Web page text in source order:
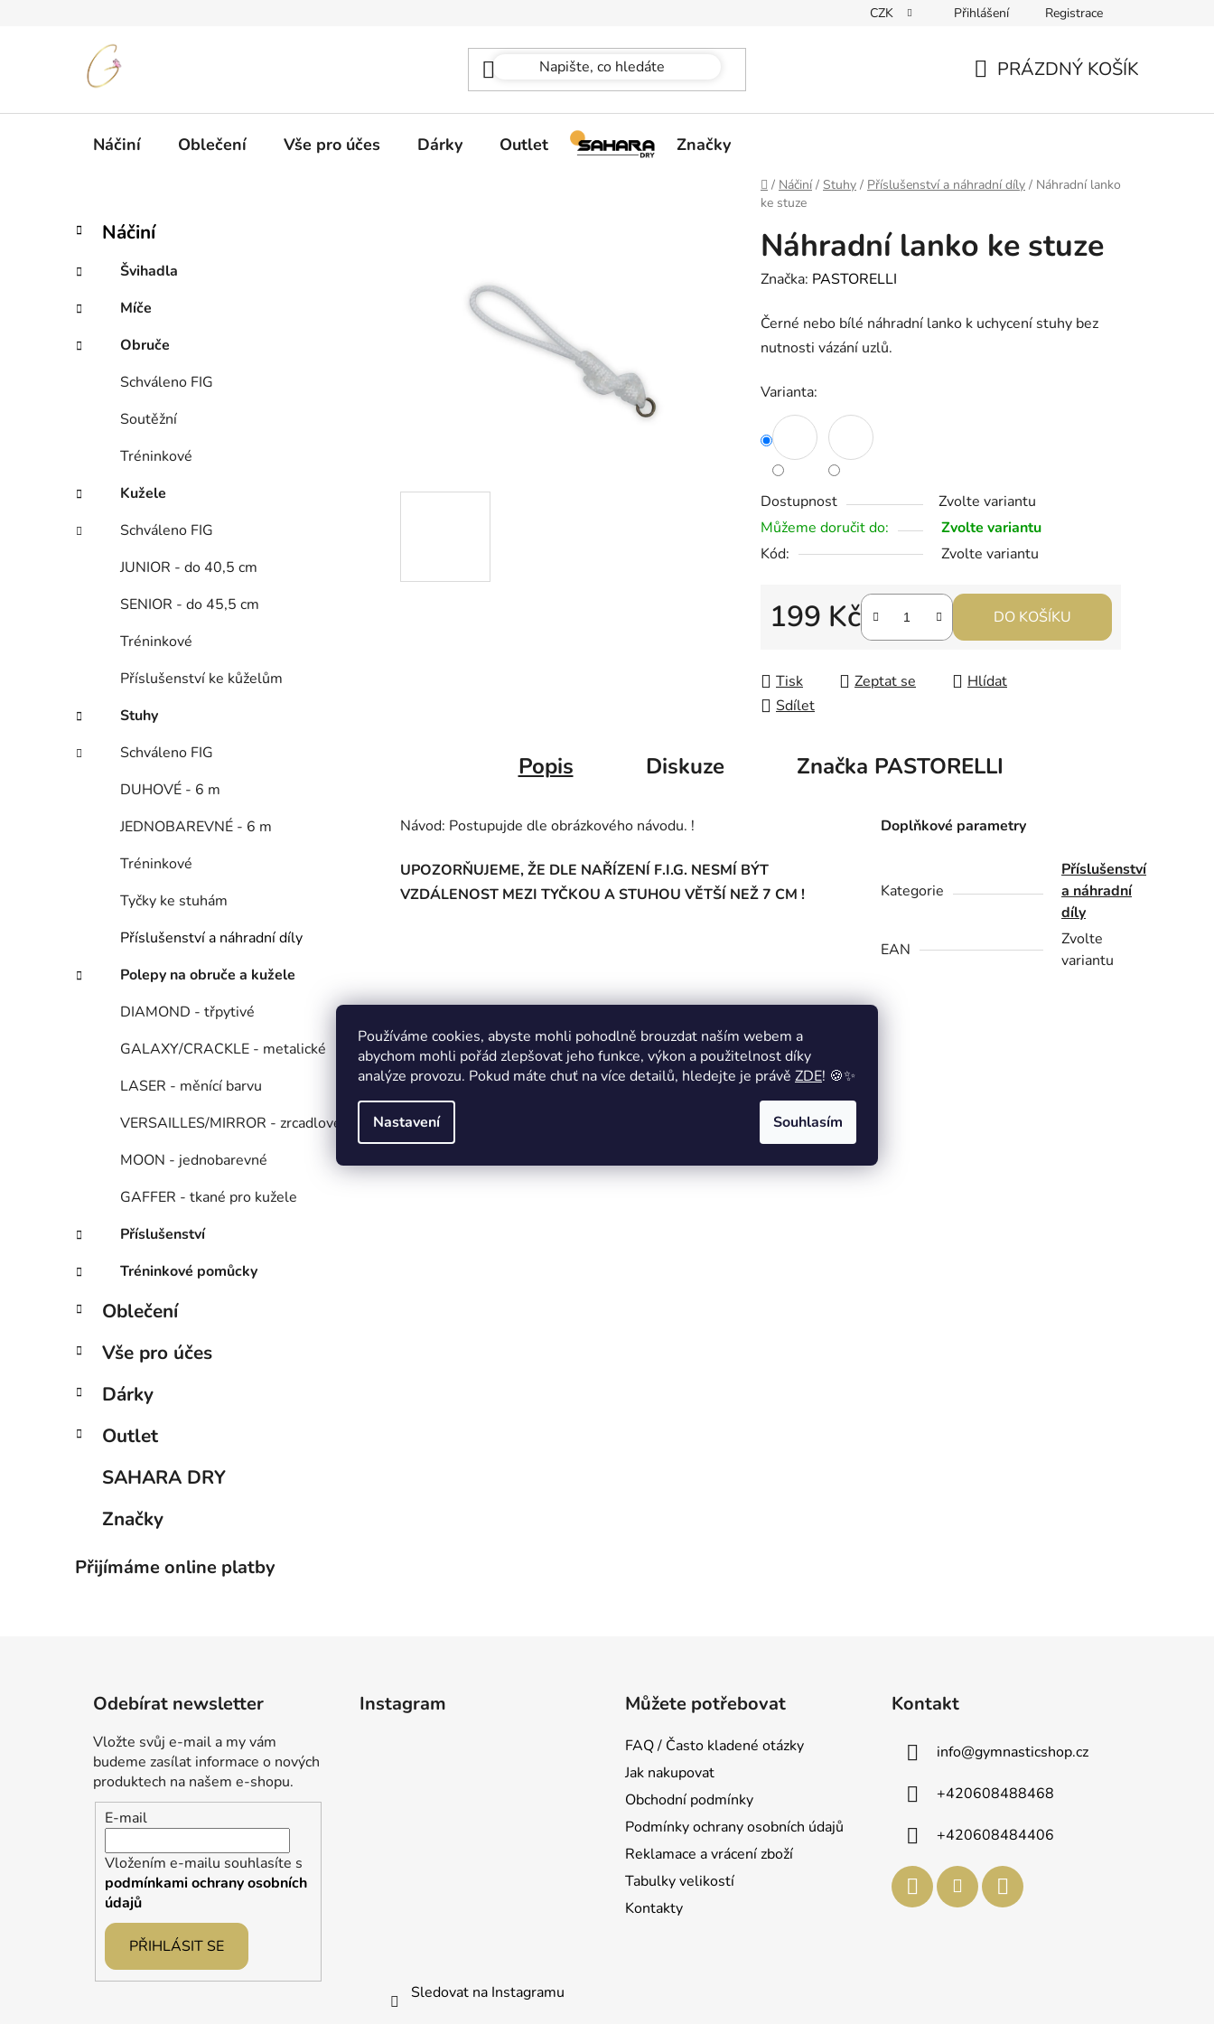
Používáme cookies, abyste mohli pohodlně brouzdat naším webem a
abychom mohli pořád zlepšovat jeho funkce, výkon a použitelnost díky
analýze provozu. Pokud máte chuť na více detailů, hledejte je právě ZDE! 🍪✨
Nastavení Souhlasím
CZK Přihlášení Registrace
PRÁZDNÝ KOŠÍK
Náčiní Oblečení Vše pro účes Dárky Outlet Značky
Domů
/ Náčiní / Stuhy / Příslušenství a náhradní díly / Náhradní lanko
ke stuze
P
s
r
a
e
l
Přeskočit
kategorie
K
a
e
g
o
r
Náčiní
Švihadla
Míče
Obruče
Schváleno FIG
Soutěžní
Tréninkové
Kužele
Schváleno FIG
JUNIOR - do 40,5 cm
SENIOR - do 45,5 cm
Tréninkové
Příslušenství ke kůželům
Stuhy
Schváleno FIG
DUHOVÉ - 6 m
JEDNOBAREVNÉ - 6 m
Tréninkové
Tyčky ke stuhám
Příslušenství a náhradní díly
Polepy na obruče a kužele
DIAMOND - třpytivé
GALAXY/CRACKLE - metalické
LASER - měnící barvu
VERSAILLES/MIRROR - zrcadlové
MOON - jednobarevné
GAFFER - tkané pro kužele
Příslušenství
Tréninkové pomůcky
Oblečení
Vše pro účes
Dárky
Outlet
SAHARA DRY
Značky
Přijímáme online platby
Náhradní lanko ke stuze
Značka: PASTORELLI
Černé nebo bílé náhradní lanko k uchycení stuhy bez
nutnosti vázání uzlů.
Varianta:
Dostupnost
Zvolte variantu
Můžeme doručit do:
Zvolte variantu
Kód:
Zvolte variantu
199 Kč DO KOŠÍKU
Tisk Zeptat se
Hlídat
Sdílet
Popis Diskuze Značka PASTORELLI
Návod: Postupujde dle obrázkového návodu. !
UPOZORŇUJEME, ŽE DLE NAŘÍZENÍ F.I.G. NESMÍ BÝT
VZDÁLENOST MEZI TYČKOU A STUHOU VĚTŠÍ NEŽ 7 CM !
Doplňkové parametry
Kategorie
Příslušenství
a náhradní
díly
EAN
Zvolte
variantu
Odebírat newsletter
Vložte svůj e-mail a my vám
budeme zasílat informace o nových
produktech na našem e-shopu.
E-mail
Vložením e-mailu souhlasíte s
podmínkami ochrany osobních
údajů
PŘIHLÁSIT SE
Instagram
Sledovat na Instagramu
Můžete potřebovat
FAQ / Často kladené otázky
Jak nakupovat
Obchodní podmínky
Podmínky ochrany osobních údajů
Reklamace a vrácení zboží
Tabulky velikostí
Kontakty
Kontakt
info@gymnasticshop.cz
+420608488468
+420608484406